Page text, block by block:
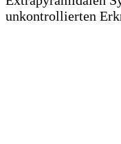
unkontrollierten